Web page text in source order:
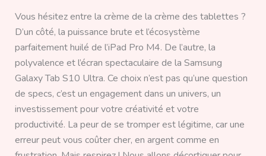
Vous hésitez entre la crème de la crème des tablettes ?
D’un côté, la puissance brute et l’écosystème
parfaitement huilé de l’iPad Pro M4. De l’autre, la
polyvalence et l’écran spectaculaire de la Samsung
Galaxy Tab S10 Ultra. Ce choix n’est pas qu’une question
de specs, c’est un engagement dans un univers, un
investissement pour votre créativité et votre
productivité. La peur de se tromper est légitime, car une
erreur peut vous coûter cher, en argent comme en